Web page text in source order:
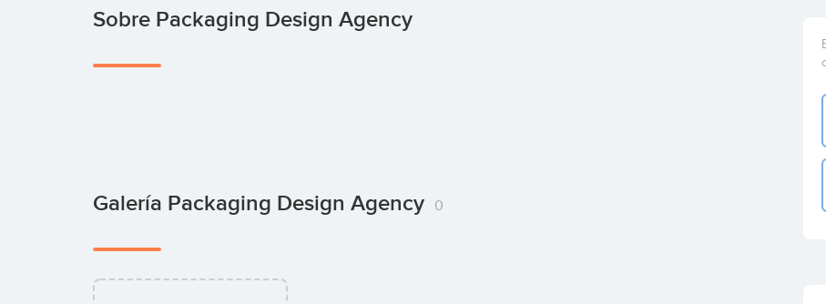
Sobre Packaging Design Agency
Galería Packaging Design Agency 0